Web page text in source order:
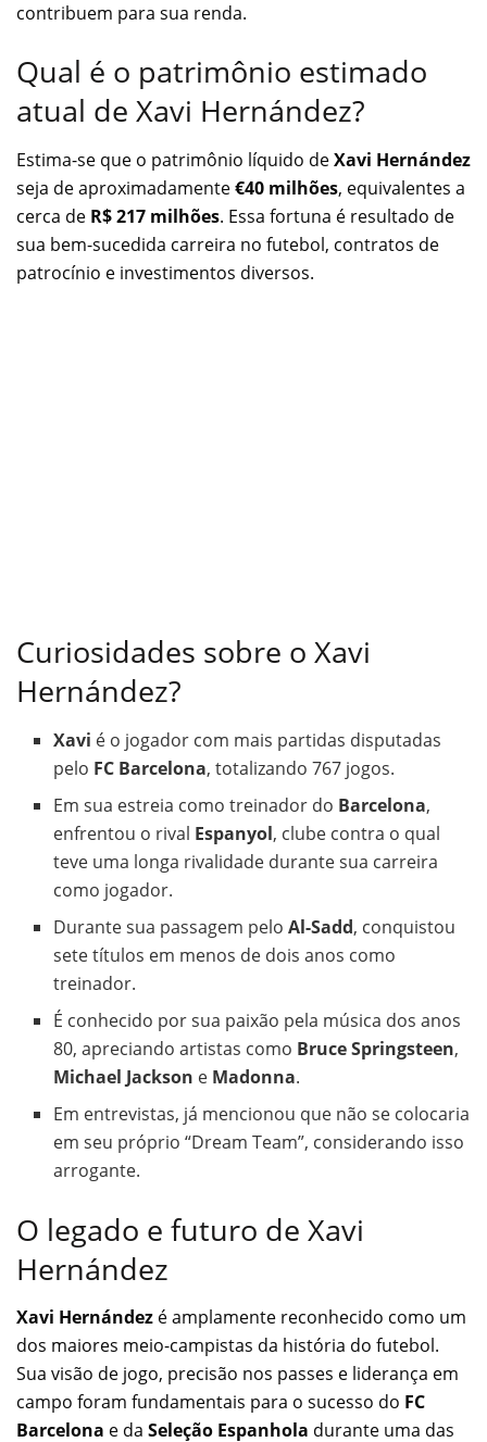
contribuem para sua renda.
Qual é o patrimônio estimado
atual de Xavi Hernández?
Estima-se que o patrimônio líquido deXavi Hernández
seja de aproximadamente€40 milhões, equivalentes a
cerca de R$ 217 milhões. Essa fortuna é resultado de
sua bem-sucedida carreira no futebol, contratos de
patrocínio e investimentos diversos.
Curiosidades sobre o Xavi
Hernández?
Xavi é o jogador com mais partidas disputadas
pelo FC Barcelona, totalizando 767 jogos.
Em sua estreia como treinador do Barcelona,
enfrentou o rival Espanyol, clube contra o qual
teve uma longa rivalidade durante sua carreira
como jogador.
Durante sua passagem peloAl-Sadd, conquistou
sete títulos em menos de dois anos como
treinador.
É conhecido por sua paixão pela música dos anos
80, apreciando artistas como Bruce Springsteen,
Michael Jackson e Madonna.
Em entrevistas, já mencionou que não se colocaria
em seu próprio “Dream Team”, considerando isso
arrogante.
O legado e futuro de Xavi
Hernández
Xavi Hernández é amplamente reconhecido como um
dos maiores meio-campistas da história do futebol.
Sua visão de jogo, precisão nos passes e liderança em
campo foram fundamentais para o sucesso do FC
Barcelona e da Seleção Espanhola durante uma das